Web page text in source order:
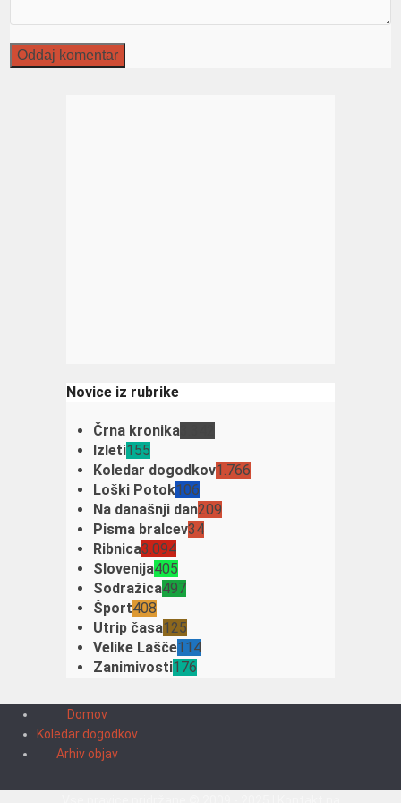
Novice iz rubrike
Črna kronika
Izleti155
Koledar dogodkov1.766
Loški Potok106
Na današnji dan209
Pisma bralcev34
Ribnica3.094
Slovenija405
Sodražica497
Šport408
Utrip časa125
Velike Lašče114
Zanimivosti176
Domov
Koledar dogodkov
Arhiv objav